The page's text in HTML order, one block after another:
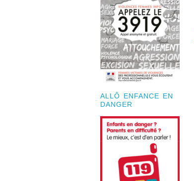
ALLÔ ENFANCE EN
DANGER